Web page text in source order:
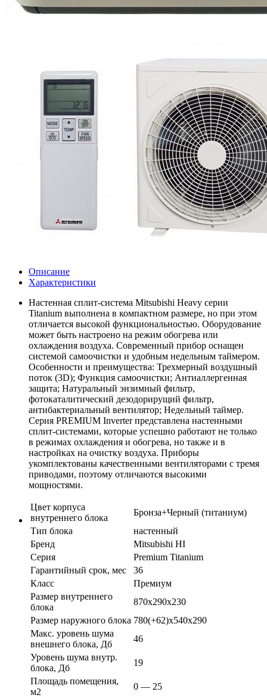
Описание
Характеристики
Настенная сплит-система Mitsubishi Heavy серии
Titanium выполнена в компактном размере, но при этом
отличается высокой функциональностью. Оборудование
может быть настроено на режим обогрева или
охлаждения воздуха. Современный прибор оснащен
системой самоочистки и удобным недельным таймером.
Особенности и преимущества: Трехмерный воздушный
поток (3D); Функция самоочистки; Антиаллергенная
защита; Натуральный энзимный фильтр,
фотокаталитический дезодорирущий фильтр,
антибактериальный вентилятор; Недельный таймер.
Серия PREMIUM Inverter представлена настенными
сплит-системами, которые успешно работают не только
в режимах охлаждения и обогрева, но также и в
настройках на очистку воздуха. Приборы
укомплектованы качественными вентиляторами с тремя
приводами, поэтому отличаются высокими
мощностями.
Цвет корпуса
внутреннего блока
Бронза+Черный (титаниум)
Тип блока
настенный
Бренд
Mitsubishi HI
Серия
Premium Titanium
Гарантийный срок, мес
36
Класс
Премиум
Размер внутреннего
блока
870х290х230
Размер наружного блока 780(+62)х540х290
Макс. уровень шума
внешнего блока, Дб
46
Уровень шума внутр.
блока, Дб
19
Площадь помещения,
м2
0 — 25